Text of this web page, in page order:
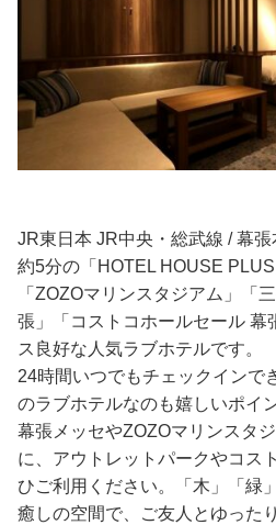
JR東日本 JR中央・総武線 / 幕
約5分の「HOTEL HOUSE PLUS
「ZOZOマリンスタジアム」「
張」「コストコホールセール 幕
ス良好な人気ラブホテルです。
24時間いつでもチェックインで
のラブホテルなのも嬉しいポイ
幕張メッセやZOZOマリンスタ
に、アウトレットパークやコス
ひご利用ください。「木」「緑
癒しの空間で、ご友人とゆった